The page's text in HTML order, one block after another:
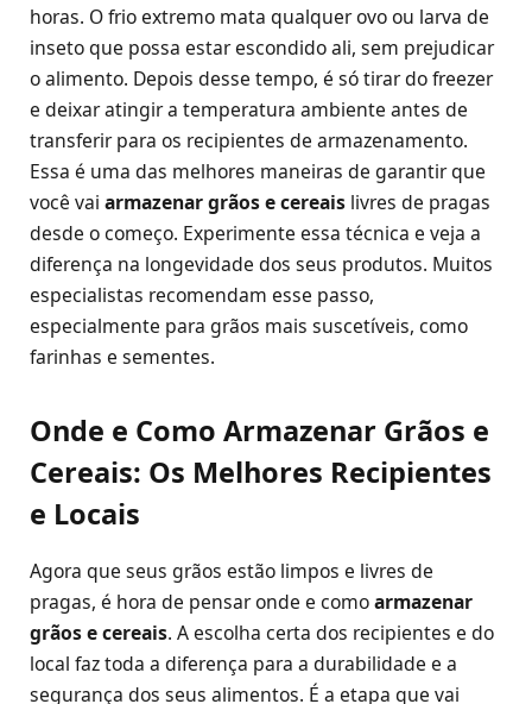
horas. O frio extremo mata qualquer ovo ou larva de
inseto que possa estar escondido ali, sem prejudicar
o alimento. Depois desse tempo, é só tirar do freezer
e deixar atingir a temperatura ambiente antes de
transferir para os recipientes de armazenamento.
Essa é uma das melhores maneiras de garantir que
você vai armazenar grãos e cereais livres de pragas
desde o começo. Experimente essa técnica e veja a
diferença na longevidade dos seus produtos. Muitos
especialistas recomendam esse passo,
especialmente para grãos mais suscetíveis, como
farinhas e sementes.
Onde e Como Armazenar Grãos e
Cereais: Os Melhores Recipientes
e Locais
Agora que seus grãos estão limpos e livres de
pragas, é hora de pensar onde e comoarmazenar
grãos e cereais. A escolha certa dos recipientes e do
local faz toda a diferença para a durabilidade e a
segurança dos seus alimentos. É a etapa que vai